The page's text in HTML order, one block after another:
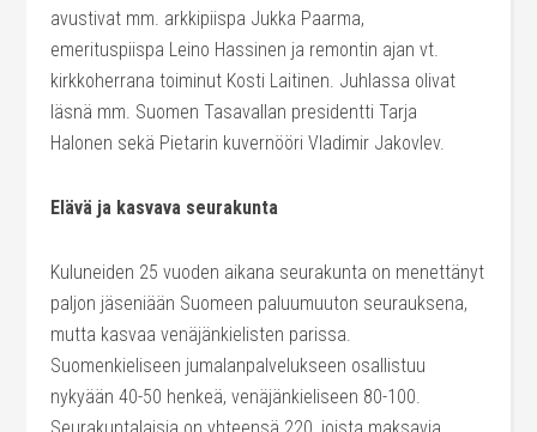
avustivat mm. arkkipiispa Jukka Paarma,
emerituspiispa Leino Hassinen ja remontin ajan vt.
kirkkoherrana toiminut Kosti Laitinen. Juhlassa olivat
läsnä mm. Suomen Tasavallan presidentti Tarja
Halonen sekä Pietarin kuvernööri Vladimir Jakovlev.
Elävä ja kasvava seurakunta
Kuluneiden 25 vuoden aikana seurakunta on menettänyt
paljon jäseniään Suomeen paluumuuton seurauksena,
mutta kasvaa venäjänkielisten parissa.
Suomenkieliseen jumalanpalvelukseen osallistuu
nykyään 40-50 henkeä, venäjänkieliseen 80-100.
Seurakuntalaisia on yhteensä 220, joista maksavia